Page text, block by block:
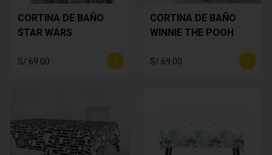
CORTINA DE BAÑO
STAR WARS
S/ 69.00
CORTINA DE BAÑO
WINNIE THE POOH
S/ 69.00